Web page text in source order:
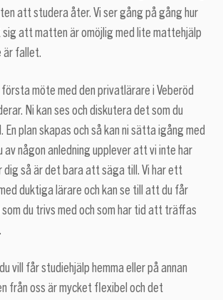
att studera åter. Vi ser gång på gång hur
att matten är omöjlig med lite mattehjälp
är fallet.
möte med den privatlärare i Veberöd
Ni kan ses och diskutera det som du
En plan skapas och så kan ni sätta igång med
av någon anledning upplever att vi inte har
så är det bara att säga till. Vi har ett
duktiga lärare och kan se till att du får
som du trivs med och som har tid att träffas
vill får studiehjälp hemma eller på annan
från oss är mycket flexibel och det